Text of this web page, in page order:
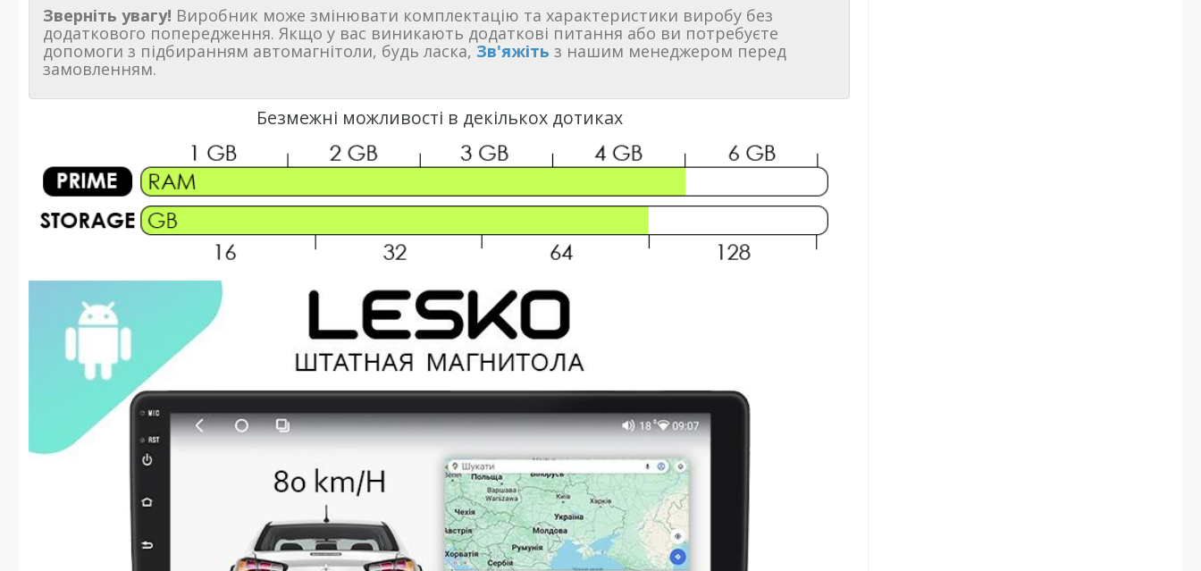
Зверніть увагу! Виробник може змінювати комплектацію та характеристики виробу без
додаткового попередження. Якщо у вас виникають додаткові питання або ви потребуєте
допомоги з підбиранням автомагнітоли, будь ласка, Зв'яжіть з нашим менеджером перед
замовленням.
Безмежні можливості в декількох дотиках